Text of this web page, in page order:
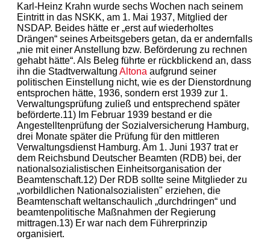
Karl-Heinz Krahn wurde sechs Wochen nach seinem
Eintritt in das NSKK, am 1. Mai 1937, Mitglied der
NSDAP. Beides hätte er „erst auf wiederholtes
Drängen“ seines Arbeitsgebers getan, da er andernfalls
„nie mit einer Anstellung bzw. Beförderung zu rechnen
gehabt hätte“. Als Beleg führte er rückblickend an, dass
ihn die Stadtverwaltung Altona aufgrund seiner
politischen Einstellung nicht, wie es der Dienstordnung
entsprochen hätte, 1936, sondern erst 1939 zur 1.
Verwaltungsprüfung zuließ und entsprechend später
beförderte.11) Im Februar 1939 bestand er die
Angestelltenprüfung der Sozialversicherung Hamburg,
drei Monate später die Prüfung für den mittleren
Verwaltungsdienst Hamburg. Am 1. Juni 1937 trat er
dem Reichsbund Deutscher Beamten (RDB) bei, der
nationalsozialistischen Einheitsorganisation der
Beamtenschaft.12) Der RDB sollte seine Mitglieder zu
„vorbildlichen Nationalsozialisten" erziehen, die
Beamtenschaft weltanschaulich „durchdringen“ und
beamtenpolitische Maßnahmen der Regierung
mittragen.13) Er war nach dem Führerprinzip
organisiert.